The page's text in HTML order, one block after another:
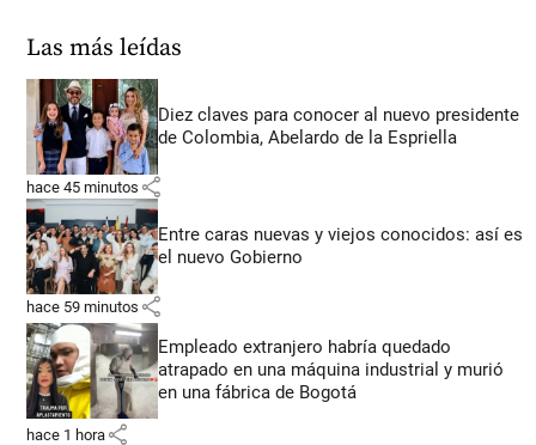
Las más leídas
Diez claves para conocer al nuevo presidente
de Colombia, Abelardo de la Espriella
hace 45 minutos share
Entre caras nuevas y viejos conocidos: así es
el nuevo Gobierno
hace 59 minutos share
Empleado extranjero habría quedado
atrapado en una máquina industrial y murió
en una fábrica de Bogotá
hace 1 hora share